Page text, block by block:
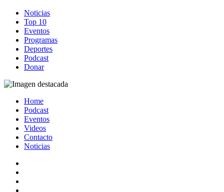
Noticias
Top 10
Eventos
Programas
Deportes
Podcast
Donar
Home
Podcast
Eventos
Videos
Contacto
Noticias